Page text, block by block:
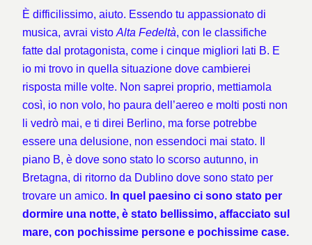
È difficilissimo, aiuto. Essendo tu appassionato di
musica, avrai visto Alta Fedeltà, con le classifiche
fatte dal protagonista, come i cinque migliori lati B. E
io mi trovo in quella situazione dove cambierei
risposta mille volte. Non saprei proprio, mettiamola
così, io non volo, ho paura dell’aereo e molti posti non
li vedrò mai, e ti direi Berlino, ma forse potrebbe
essere una delusione, non essendoci mai stato. Il
piano B, è dove sono stato lo scorso autunno, in
Bretagna, di ritorno da Dublino dove sono stato per
trovare un amico. In quel paesino ci sono stato per
dormire una notte, è stato bellissimo, affacciato sul
mare, con pochissime persone e pochissime case.